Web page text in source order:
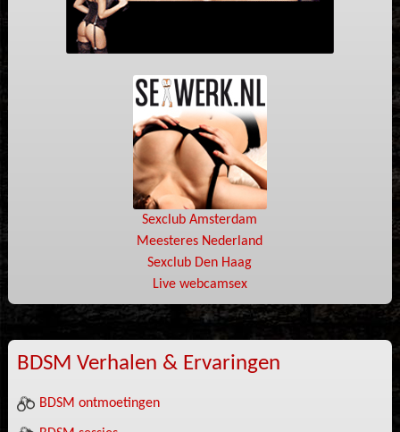
Sexclub Amsterdam
Meesteres Nederland
Sexclub Den Haag
Live webcamsex
BDSM Verhalen & Ervaringen
BDSM ontmoetingen